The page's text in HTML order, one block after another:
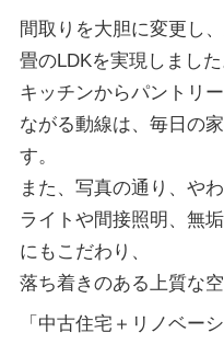
間取りを大胆に変更し
畳のLDKを実現しました
キッチンからパントリ
ながる動線は、毎日の
す。
また、写真の通り、や
ライトや間接照明、無
にもこだわり、
落ち着きのある上質な
「中古住宅＋リノベー